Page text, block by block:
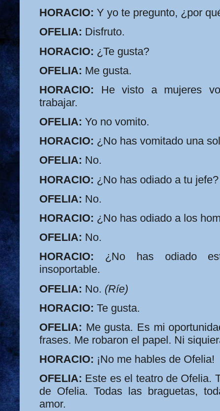
HORACIO: Y yo te pregunto, ¿por
OFELIA: Disfruto.
HORACIO: ¿Te gusta?
OFELIA: Me gusta.
HORACIO: He visto a mujeres
trabajar.
OFELIA: Yo no vomito.
HORACIO: ¿No has vomitado una
OFELIA: No.
HORACIO: ¿No has odiado a tu jefe?
OFELIA: No.
HORACIO: ¿No has odiado a los
OFELIA: No.
HORACIO: ¿No has odiado
insoportable.
OFELIA: No. (Ríe)
HORACIO: Te gusta.
OFELIA: Me gusta. Es mi
frases. Me robaron el papel. Ni
HORACIO: ¡No me hables de Ofelia!
OFELIA: Este es el teatro de Ofelia.
de Ofelia. Todas las braguetas,
amor.